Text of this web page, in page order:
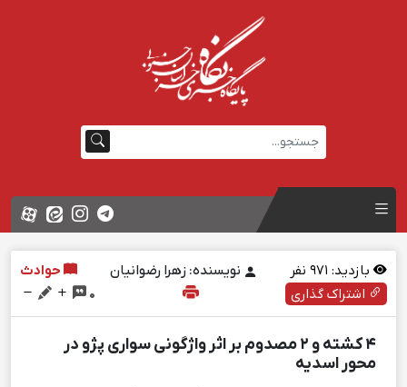
بازدید: نفر نویسنده: زهرا رضوانیان
حوادث
اشتراک گذاری
0
4 کشته و 2 مصدوم بر اثر واژگونی سواری پژو در
محور اسديه